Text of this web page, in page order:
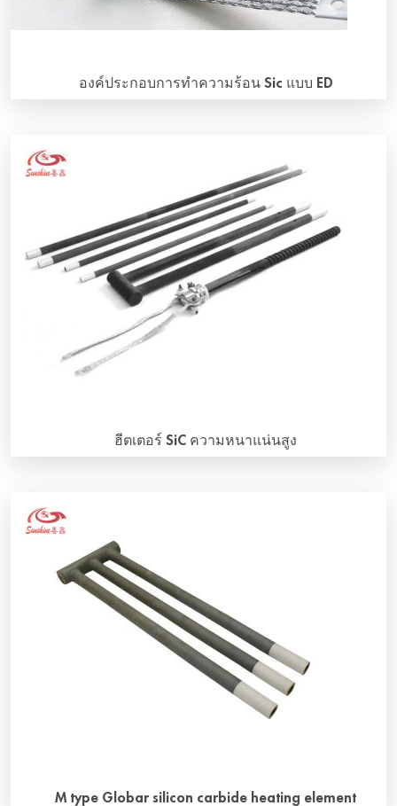
องค์ประกอบการทําความร้อน Sic แบบ ED
อย่างหนึ่งว่าแบบ RR) เป็นองค์ประกอบการทําความร้อนชนิด
ท่อนตรงที่ทําจากซิลิคอนคาร์ไบด์เขียวเป็นวัตถุดิบหลัก ผ่านการ
ขึ้นรูปเบื้องต้นด้วยไฮดรอลิก การอบ การเชื่อมประสาน และการ
ผลิตใหม่ที่อุณหภูมิ 2400 [...]
ฮีตเตอร์ SiC ความหนาแน่นสูง
หนาแน่นเป็นปัจจัยสำคัญในการควบคุมการเสื่อมของก้อน
คาร์บอนซิลิคอน โดยทั่วไปแล้ว ความหนาแน่นสูงหมายความว่า
รูขนาดเล็กน้อยและมีการตอบสนองออกซิเดชันน้อยลง พร้อมกับ
การพัฒนาวัสดุใหม่ ชิ้นส่วนทำความร้อน SiC ได้รับการใช้งาน
อย่างกว้างขวางมากขึ้น ในระหว่างนี้ เงื่อนไขการทำงานของชิ้น
ส่วนทำความร้อน SiC กำลังเพิ่มขึ้น […]
M type Globar silicon carbide heating element